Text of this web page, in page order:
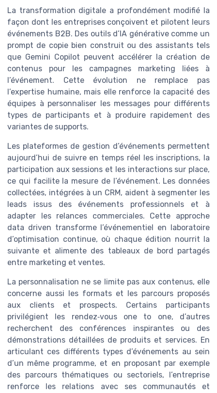
La transformation digitale a profondément modifié la
façon dont les entreprises conçoivent et pilotent leurs
événements B2B. Des outils d’IA générative comme un
prompt de copie bien construit ou des assistants tels
que Gemini Copilot peuvent accélérer la création de
contenus pour les campagnes marketing liées à
l’événement. Cette évolution ne remplace pas
l’expertise humaine, mais elle renforce la capacité des
équipes à personnaliser les messages pour différents
types de participants et à produire rapidement des
variantes de supports.
Les plateformes de gestion d’événements permettent
aujourd’hui de suivre en temps réel les inscriptions, la
participation aux sessions et les interactions sur place,
ce qui facilite la mesure de l’événement. Les données
collectées, intégrées à un CRM, aident à segmenter les
leads issus des événements professionnels et à
adapter les relances commerciales. Cette approche
data driven transforme l’événementiel en laboratoire
d’optimisation continue, où chaque édition nourrit la
suivante et alimente des tableaux de bord partagés
entre marketing et ventes.
La personnalisation ne se limite pas aux contenus, elle
concerne aussi les formats et les parcours proposés
aux clients et prospects. Certains participants
privilégient les rendez‑vous one to one, d’autres
recherchent des conférences inspirantes ou des
démonstrations détaillées de produits et services. En
articulant ces différents types d’événements au sein
d’un même programme, et en proposant par exemple
des parcours thématiques ou sectoriels, l’entreprise
renforce les relations avec ses communautés et